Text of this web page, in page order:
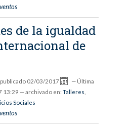
de la igualdad
de
publicado 02/03/2017 — Última
13:29 — archivado en: Talleres
Sociales